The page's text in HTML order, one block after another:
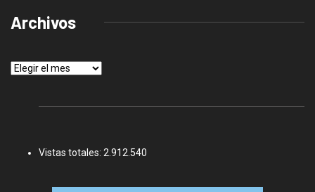
Archivos
Archivos
Vistas totales: 2.912.540